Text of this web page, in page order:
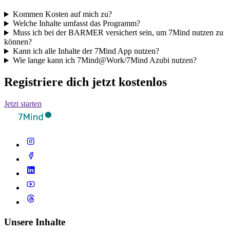
Kommen Kosten auf mich zu?
Welche Inhalte umfasst das Programm?
Muss ich bei der BARMER versichert sein, um 7Mind nutzen zu
können?
Kann ich alle Inhalte der 7Mind App nutzen?
Wie lange kann ich 7Mind@Work/7Mind Azubi nutzen?
Registriere dich jetzt kostenlos
Jetzt starten
Unsere Inhalte